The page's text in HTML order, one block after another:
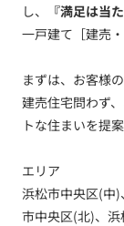
し、
『満足は当
一戸建て［建売
まずは、お客様
建売住宅問わず
トな住まいを提
エリア
浜松市中央区(中
市中央区(北)、